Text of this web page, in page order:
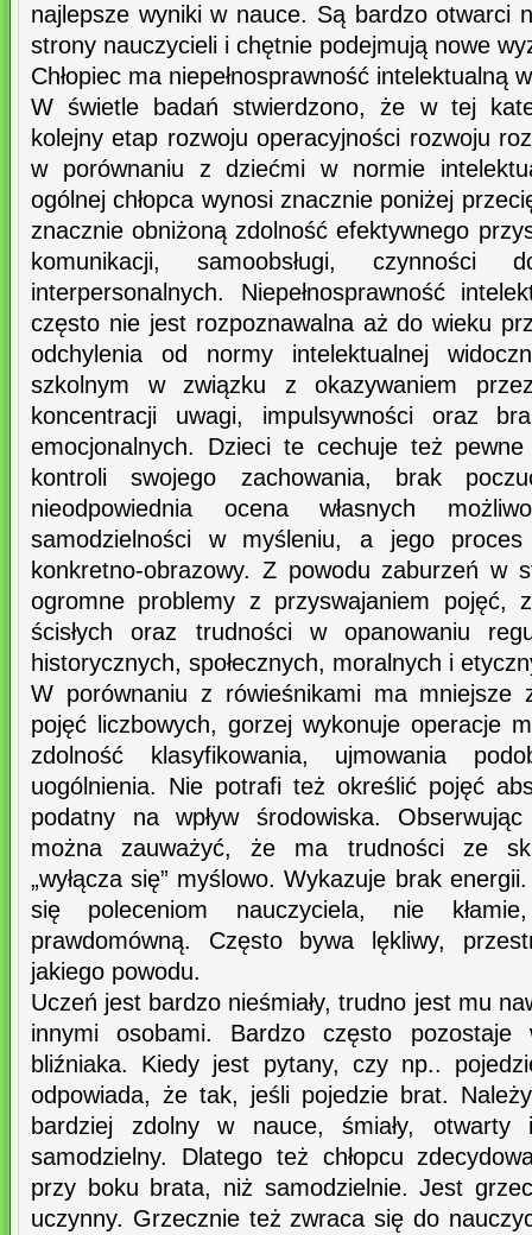
najlepsze wyniki w nauce. Są bardzo otwarci
strony nauczycieli i chętnie podejmują nowe
Chłopiec ma niepełnosprawność intelektualną
W świetle badań stwierdzono, że w tej
kolejny etap rozwoju operacyjności rozwoju
w porównaniu z dziećmi w normie
ogólnej chłopca wynosi znacznie poniżej
znacznie obniżoną zdolność efektywnego
komunikacji, samoobsługi, czynności
interpersonalnych. Niepełnosprawność
często nie jest rozpoznawalna aż do wieku
odchylenia od normy intelektualnej
szkolnym w związku z okazywaniem
koncentracji uwagi, impulsywności oraz
emocjonalnych. Dzieci te cechuje też
kontroli swojego zachowania, brak
nieodpowiednia ocena własnych
samodzielności w myśleniu, a jego
konkretno-obrazowy. Z powodu zaburzeń w
ogromne problemy z przyswajaniem pojęć,
ścisłych oraz trudności w opanowaniu
historycznych, społecznych, moralnych i
W porównaniu z rówieśnikami ma mniejsze
pojęć liczbowych, gorzej wykonuje operacje
zdolność klasyfikowania, ujmowania
uogólnienia. Nie potrafi też określić pojęć
podatny na wpływ środowiska.
można zauważyć, że ma trudności ze
„wyłącza się” myślowo. Wykazuje brak
się poleceniom nauczyciela, nie
prawdomówną. Często bywa lękliwy,
jakiego powodu.
Uczeń jest bardzo nieśmiały, trudno jest mu
innymi osobami. Bardzo często
bliźniaka. Kiedy jest pytany, czy np..
odpowiada, że tak, jeśli pojedzie brat.
bardziej zdolny w nauce, śmiały, otwarty
samodzielny. Dlatego też chłopcu
przy boku brata, niż samodzielnie. Jest
uczynny. Grzecznie też zwraca się do